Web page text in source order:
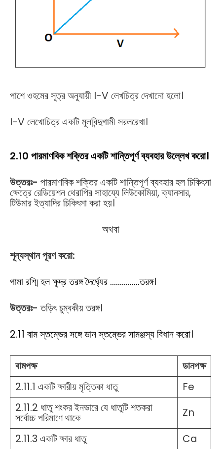
পাশে ওহমের সূত্র অনুযায়ী I-V লেখচিত্র দেখানো হলো।
I-V লেখোচিত্র একটি মূলবিন্দুগামী সরলরেখা।
2.10 পারমাণবিক শক্তির একটি শান্তিপূর্ণ ব্যবহার উল্লেখ করো।
উত্তরঃ- পারমাণবিক শক্তির একটি শান্তিপূর্ণ ব্যবহার হল চিকিৎসা
ক্ষেত্রে রেডিয়েশন থেরাপির সাহায্যে লিউকোমিয়া, ক্যানসার,
টিউমার ইত্যাদির চিকিৎসা করা হয়।
অথবা
শূন্যস্থান পূরণ করো:
গামা রশ্মি হল ক্ষুদ্র তরঙ্গ দৈর্ঘ্যের ……………তরঙ্গ।
উত্তরঃ-তড়িৎ চুম্বকীয় তরঙ্গ।
2.11 বাম স্তম্ভের সঙ্গে ডান স্তম্ভের সামঞ্জস্য বিধান করো।
বামপক্ষ
ডানপক্ষ
2.11.1 একটি ক্ষারীয় মৃত্তিকা ধাতু
Fe
2.11.2 ধাতু শংকর ইনভারে যে ধাতুটি শতকরা
সর্বোচ্চ পরিমাণে থাকে
Zn
2.11.3 একটি ক্ষার ধাতু
Ca